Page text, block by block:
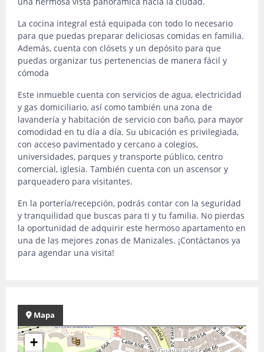
La cocina integral está equipada con todo lo necesario
para que puedas preparar deliciosas comidas en familia.
Además, cuenta con clósets y un depósito para que
puedas organizar tus pertenencias de manera fácil y
cómoda
Este inmueble cuenta con servicios de agua, electricidad
y gas domiciliario, así como también una zona de
lavandería y habitación de servicio con baño, para mayor
comodidad en tu día a día. Su ubicación es privilegiada,
con acceso pavimentado y cercano a colegios,
universidades, parques y transporte público, centro
comercial, iglesia. También cuenta con un ascensor y
parqueadero para visitantes.
En la portería/recepción, podrás contar con la seguridad
y tranquilidad que buscas para ti y tu familia. No pierdas
la oportunidad de adquirir este hermoso apartamento en
una de las mejores zonas de Manizales. ¡Contáctanos ya
para agendar una visita!
Mapa
+